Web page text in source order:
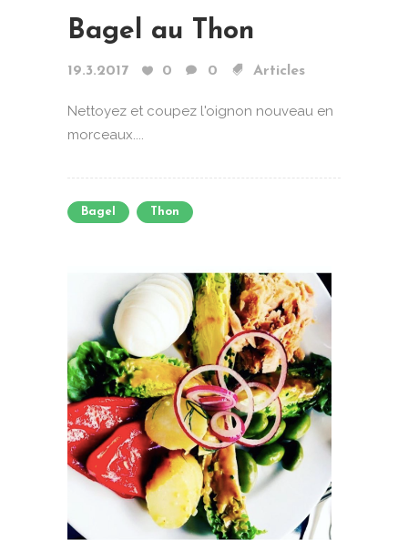
Bagel au Thon
19.3.2017 0 0 Articles
Nettoyez et coupez l'oignon nouveau en
morceaux....
Bagel Thon